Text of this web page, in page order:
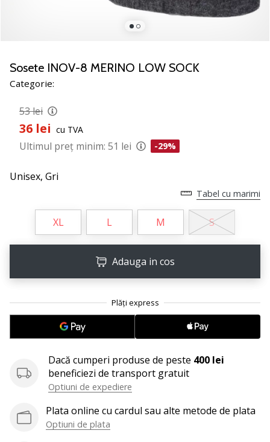
un
fan
al
ca
și
noi?
nouă
Ambasador
brandului.
toate
articolele
Sosete INOV-8 MERINO LOW SOCK
Categorie:
53 lei
36 lei cu TVA
Ultimul preț minim: 51 lei -29%
Unisex, Gri
Tabel cu marimi
XL L M S
Adauga in cos
Dacă cumperi produse de peste 400 lei
beneficiezi de transport gratuit
Optiuni de expediere
Plata online cu cardul sau alte metode de plata
Optiuni de plata